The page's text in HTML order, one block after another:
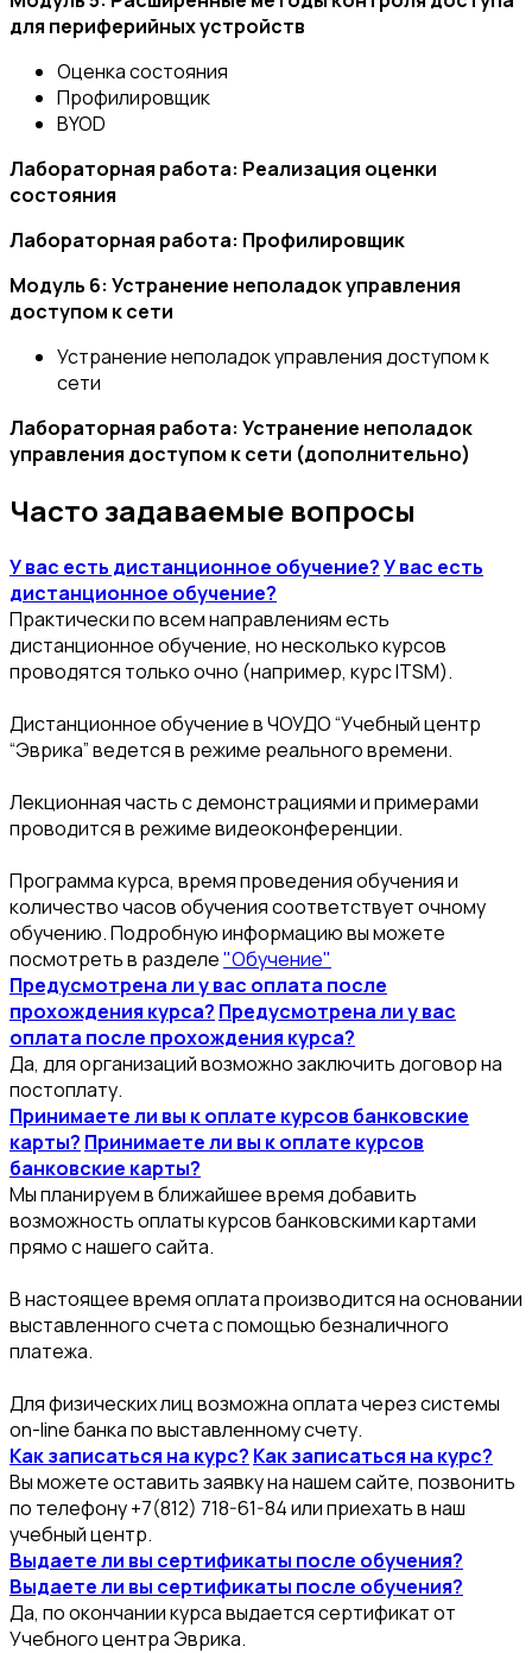
для периферийных устройств
Оценка состояния
Профилировщик
BYOD
Лабораторная работа: Реализация оценки
состояния
Лабораторная работа: Профилировщик
Модуль 6: Устранение неполадок управления
доступом к сети
Устранение неполадок управления доступом к
сети
Лабораторная работа: Устранение неполадок
управления доступом к сети (дополнительно)
Часто задаваемые вопросы
У вас есть дистанционное обучение?У вас есть
дистанционное обучение?
Практически по всем направлениям есть
дистанционное обучение, но несколько курсов
проводятся только очно (например, курс ITSM).
Дистанционное обучение в ЧОУДО “Учебный центр
“Эврика” ведется в режиме реального времени.
Лекционная часть с демонстрациями и примерами
проводится в режиме видеоконференции.
Программа курса, время проведения обучения и
количество часов обучения соответствует очному
обучению. Подробную информацию вы можете
посмотреть в разделе"Обучение"
Предусмотрена ли у вас оплата после
прохождения курса? Предусмотрена ли у вас
оплата после прохождения курса?
Да, для организаций возможно заключить договор на
постоплату.
Принимаете ли вы к оплате курсов банковские
карты? Принимаете ли вы к оплате курсов
банковские карты?
Мы планируем в ближайшее время добавить
возможность оплаты курсов банковскими картами
прямо с нашего сайта.
В настоящее время оплата производится на основании
выставленного счета с помощью безналичного
платежа.
Для физических лиц возможна оплата через системы
on-line банка по выставленному счету.
Как записаться на курс? Как записаться на курс?
Вы можете оставить заявку на нашем сайте, позвонить
по телефону +7(812) 718-61-84 или приехать в наш
учебный центр.
Выдаете ли вы сертификаты после обучения?
Выдаете ли вы сертификаты после обучения?
Да, по окончании курса выдается сертификат от
Учебного центра Эврика.